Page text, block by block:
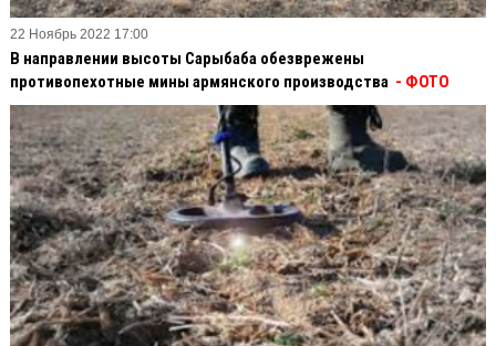
22 Ноябрь 2022 17:00
В направлении высоты Сарыбаба обезврежены
противопехотные мины армянского производства - ФОТО